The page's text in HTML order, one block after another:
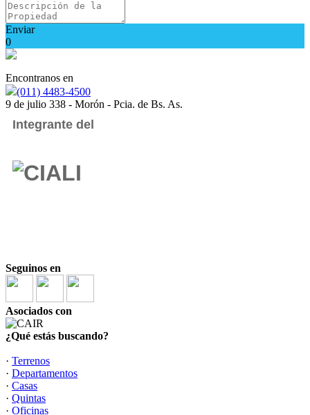
Enviar
0
Encontranos en
(011) 4483-4500
9 de julio 338 - Morón - Pcia. de Bs. As.
Integrante del
Seguinos en
Asociados con
¿Qué estás buscando?
· Terrenos
· Departamentos
· Casas
· Quintas
· Oficinas